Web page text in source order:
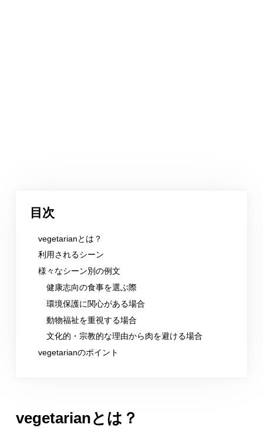
目次
vegetarianとは？
利用されるシーン
様々なシーン別の例文
健康志向の食事を選ぶ際
環境保護に関心がある場合
動物福祉を重視する場合
文化的・宗教的な理由から肉を避ける場合
vegetarianのポイント
vegetarianとは？